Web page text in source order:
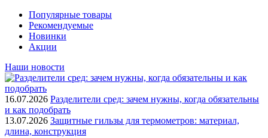
Популярные товары
Рекомендуемые
Новинки
Акции
Наши новости
16.07.2026 Разделители сред: зачем нужны, когда обязательны
и как подобрать
13.07.2026 Защитные гильзы для термометров: материал,
длина, конструкция